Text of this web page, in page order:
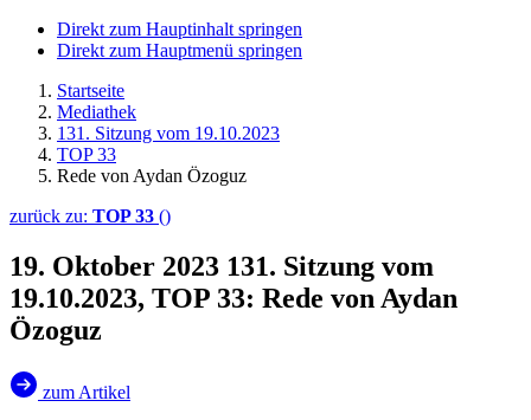
Direkt zum Hauptinhalt springen
Direkt zum Hauptmenü springen
Startseite
Mediathek
131. Sitzung vom 19.10.2023
TOP 33
Rede von Aydan Özoguz
zurück zu: TOP 33 ()
19. Oktober 2023 131. Sitzung vom
19.10.2023, TOP 33: Rede von Aydan
Özoguz
zum Artikel